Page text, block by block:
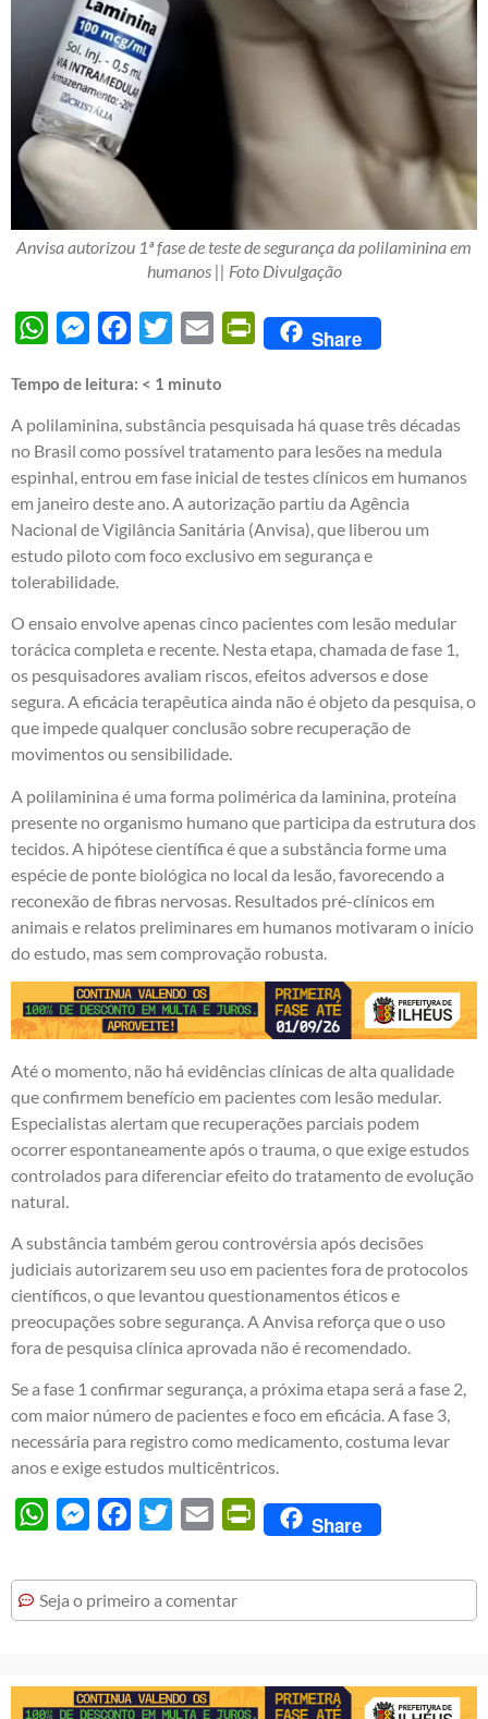
Anvisa autorizou 1ª fase de teste de segurança da polilaminina em
humanos || Foto Divulgação
WhatsAppMessengerFacebook
Twitter Email PrintFriendly
Share
Tempo de leitura: < 1 minuto
A polilaminina, substância pesquisada há quase três décadas
no Brasil como possível tratamento para lesões na medula
espinhal, entrou em fase inicial de testes clínicos em humanos
em janeiro deste ano. A autorização partiu da Agência
Nacional de Vigilância Sanitária (Anvisa), que liberou um
estudo piloto com foco exclusivo em segurança e
tolerabilidade.
O ensaio envolve apenas cinco pacientes com lesão medular
torácica completa e recente. Nesta etapa, chamada de fase 1,
os pesquisadores avaliam riscos, efeitos adversos e dose
segura. A eficácia terapêutica ainda não é objeto da pesquisa, o
que impede qualquer conclusão sobre recuperação de
movimentos ou sensibilidade.
A polilaminina é uma forma polimérica da laminina, proteína
presente no organismo humano que participa da estrutura dos
tecidos. A hipótese científica é que a substância forme uma
espécie de ponte biológica no local da lesão, favorecendo a
reconexão de fibras nervosas. Resultados pré-clínicos em
animais e relatos preliminares em humanos motivaram o início
do estudo, mas sem comprovação robusta.
Até o momento, não há evidências clínicas de alta qualidade
que confirmem benefício em pacientes com lesão medular.
Especialistas alertam que recuperações parciais podem
ocorrer espontaneamente após o trauma, o que exige estudos
controlados para diferenciar efeito do tratamento de evolução
natural.
A substância também gerou controvérsia após decisões
judiciais autorizarem seu uso em pacientes fora de protocolos
científicos, o que levantou questionamentos éticos e
preocupações sobre segurança. A Anvisa reforça que o uso
fora de pesquisa clínica aprovada não é recomendado.
Se a fase 1 confirmar segurança, a próxima etapa será a fase 2,
com maior número de pacientes e foco em eficácia. A fase 3,
necessária para registro como medicamento, costuma levar
anos e exige estudos multicêntricos.
WhatsAppMessengerFacebook
Twitter Email PrintFriendly
Share
Seja o primeiro a comentar